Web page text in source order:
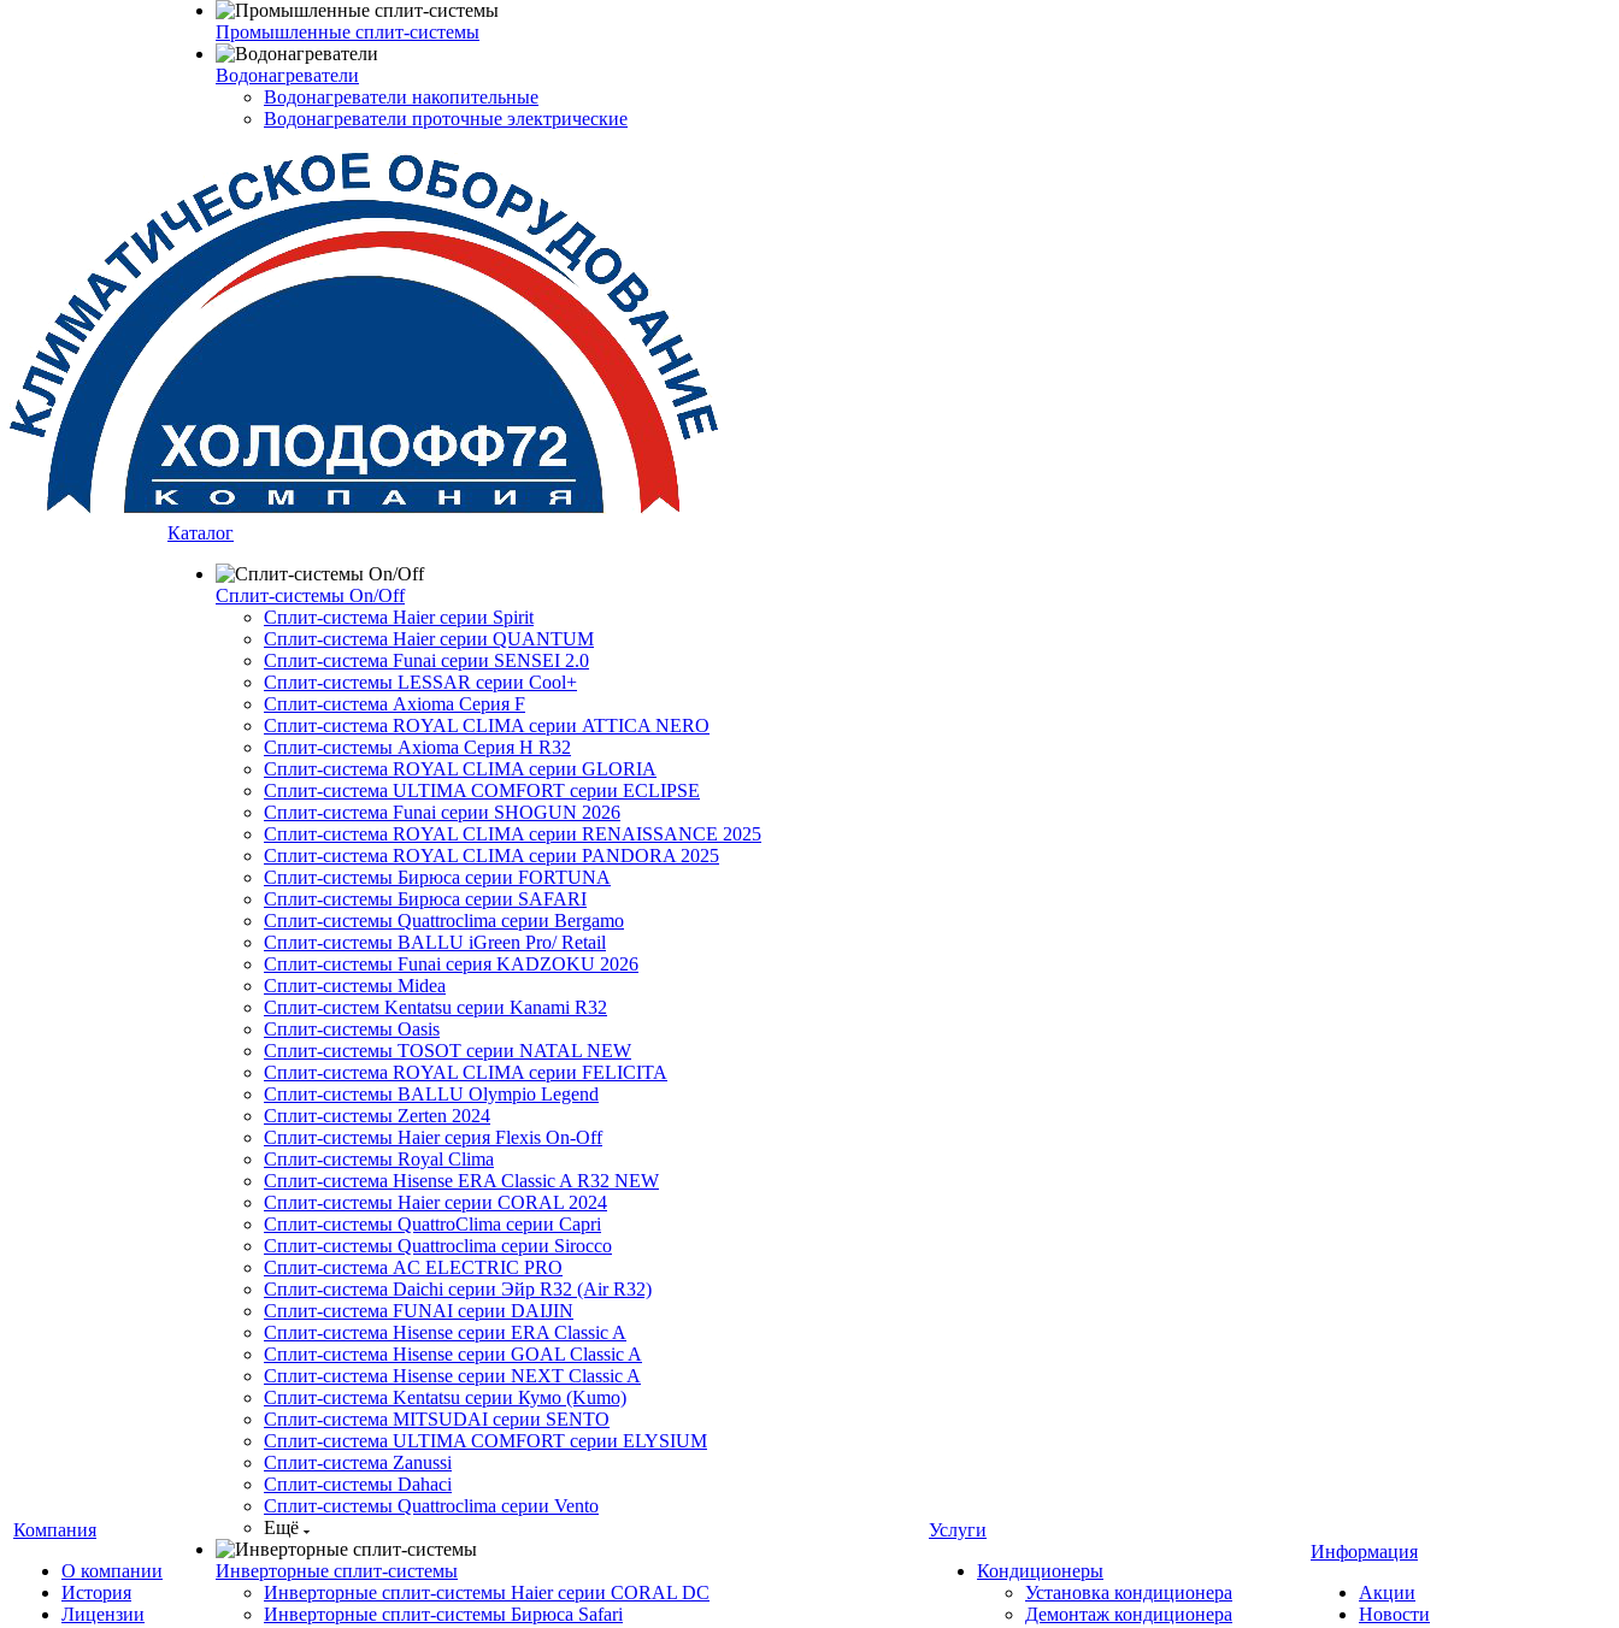
Промышленные сплит-системы
Водонагреватели
Водонагреватели накопительные
Водонагреватели проточные электрические
Компания
О компании
История
Лицензии
Каталог
Сплит-системы On/Off
Сплит-система Haier серии Spirit
Сплит-система Haier серии QUANTUM
Сплит-система Funai серии SENSEI 2.0
Сплит-системы LESSAR серии Cool+
Сплит-система Axioma Серия F
Сплит-система ROYAL CLIMA серии ATTICA NERO
Сплит-системы Axioma Серия H R32
Сплит-система ROYAL CLIMA серии GLORIA
Сплит-система ULTIMA COMFORT серии ECLIPSE
Сплит-система Funai серии SHOGUN 2026
Сплит-система ROYAL CLIMA серии RENAISSANCE 2025
Сплит-система ROYAL CLIMA серии PANDORA 2025
Сплит-системы Бирюса серии FORTUNA
Сплит-системы Бирюса серии SAFARI
Сплит-системы Quattroclima серии Bergamo
Сплит-системы BALLU iGreen Pro/ Retail
Сплит-системы Funai серия KADZOKU 2026
Сплит-системы Midea
Сплит-систем Kentatsu серии Kanami R32
Сплит-системы Oasis
Сплит-системы TOSOT серии NATAL NEW
Сплит-система ROYAL CLIMA серии FELICITA
Сплит-системы BALLU Olympio Legend
Сплит-системы Zerten 2024
Сплит-системы Haier серия Flexis On-Off
Сплит-системы Royal Clima
Сплит-система Hisense ERA Classic A R32 NEW
Сплит-системы Haier cерии CORAL 2024
Сплит-системы QuattroClima серии Capri
Сплит-системы Quattroclima серии Sirocco
Сплит-система AC ELECTRIC PRO
Сплит-система Daichi серии Эйр R32 (Air R32)
Сплит-система FUNAI серии DAIJIN
Сплит-система Hisense серии ERA Classic A
Сплит-система Hisense серии GOAL Classic A
Сплит-система Hisense серии NEXT Classic A
Сплит-система Kentatsu серии Кумо (Kumo)
Сплит-система MITSUDAI серии SENTO
Сплит-система ULTIMA COMFORT серии ELYSIUM
Сплит-система Zanussi
Сплит-системы Dahaci
Сплит-системы Quattroclima серии Vento
Ещё
Инверторные сплит-системы
Инверторные сплит-системы Haier серии CORAL DC
Инверторные сплит-системы Бирюса Safari
Услуги
Кондиционеры
Установка кондиционера
Демонтаж кондиционера
Информация
Акции
Новости